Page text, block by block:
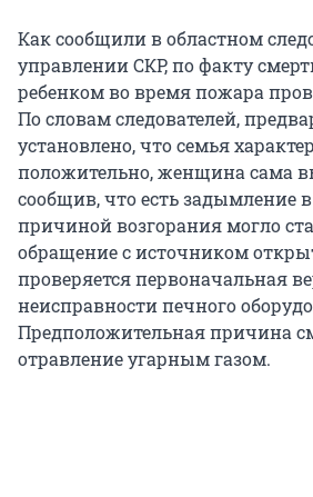
Как сообщили в областном
управлении СКР, по факту
ребенком во время пожара
По словам следователей,
установлено, что семья
положительно, женщина сама
сообщив, что есть задымление
причиной возгорания могло
обращение с источником
проверяется первоначальная
неисправности печного
Предположительная причина
отравление угарным газом.